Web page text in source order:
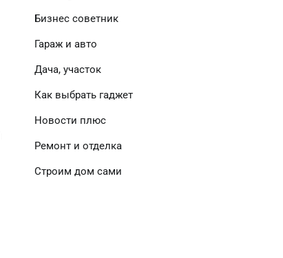
Бизнес советник
Гараж и авто
Дача, участок
Как выбрать гаджет
Новости плюс
Ремонт и отделка
Строим дом сами